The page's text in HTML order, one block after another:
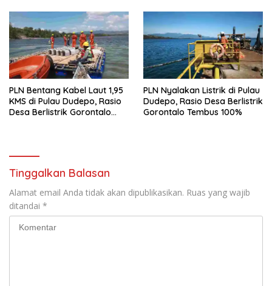
PLN Bentang Kabel Laut 1,95
KMS di Pulau Dudepo, Rasio
Desa Berlistrik Gorontalo
PLN Nyalakan Listrik di Pulau
Dudepo, Rasio Desa Berlistrik
Gorontalo Tembus 100%
Tinggalkan Balasan
Alamat email Anda tidak akan dipublikasikan. Ruas yang wajib
ditandai *